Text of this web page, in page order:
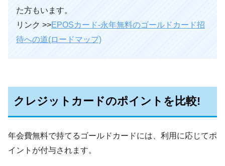
た方もいます。
リンク >>EPOSカード-永年無料のゴールドカード招
待への道(ロードマップ)
クレジットカードのポイントを比較!
年会費無料で持てるゴールドカードには、利用に応じてポ
イントが付与されます。